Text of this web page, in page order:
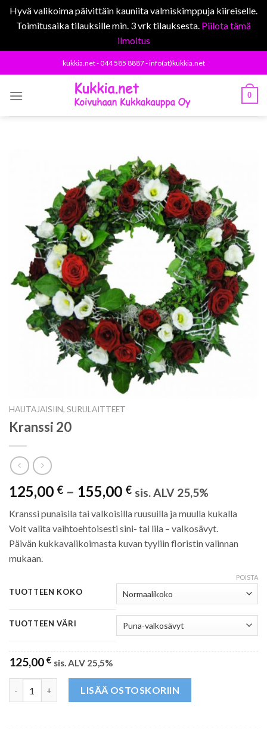
Hyvä valikoima päivittäin kauniita valmiskimppuja kiireiselle.
Toimitusaika tilauksille min. 3 vrk tilauksesta. Piilota tämä
ilmoitus
to
kukkia.net - 044 585 8887 - info(at)kukkia.net
0
HAUTAJAISIIN, SURULAITTEET
Kranssi 20
125,00 € – 155,00 € sis. ALV 25,5%
Kranssi punaisila tai valkoisilla ruusuilla ja muulla kukalla
Voit valita vaihtoehtoisesti sini- tai lila – valkosävyt.
Päivän kukkavalikoimasta kuvan tyyliin floristin valinnan
mukaan.
TUOTTEEN KOKO
TUOTTEEN VÄRI
POISTA
125,00 € sis. ALV 25,5%
LISÄÄ OSTOSKORIIN